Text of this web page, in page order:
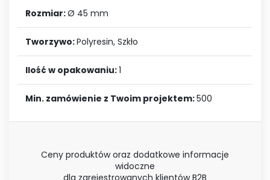
Rozmiar:Ø 45 mm
Tworzywo:Polyresin, Szkło
Ilość w opakowaniu:1
Min. zamówienie z Twoim projektem:500
Ceny produktów oraz dodatkowe informacje
widoczne